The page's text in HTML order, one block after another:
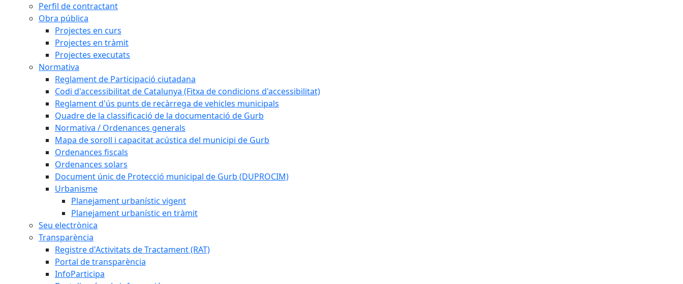
Perfil de contractant
Obra pública
Projectes en curs
Projectes en tràmit
Projectes executats
Normativa
Reglament de Participació ciutadana
Codi d'accessibilitat de Catalunya (Fitxa de condicions d'accessibilitat)
Reglament d'ús punts de recàrrega de vehicles municipals
Quadre de la classificació de la documentació de Gurb
Normativa / Ordenances generals
Mapa de soroll i capacitat acústica del municipi de Gurb
Ordenances fiscals
Ordenances solars
Document únic de Protecció municipal de Gurb (DUPROCIM)
Urbanisme
Planejament urbanístic vigent
Planejament urbanístic en tràmit
Seu electrònica
Transparència
Registre d'Activitats de Tractament (RAT)
Portal de transparència
InfoParticipa